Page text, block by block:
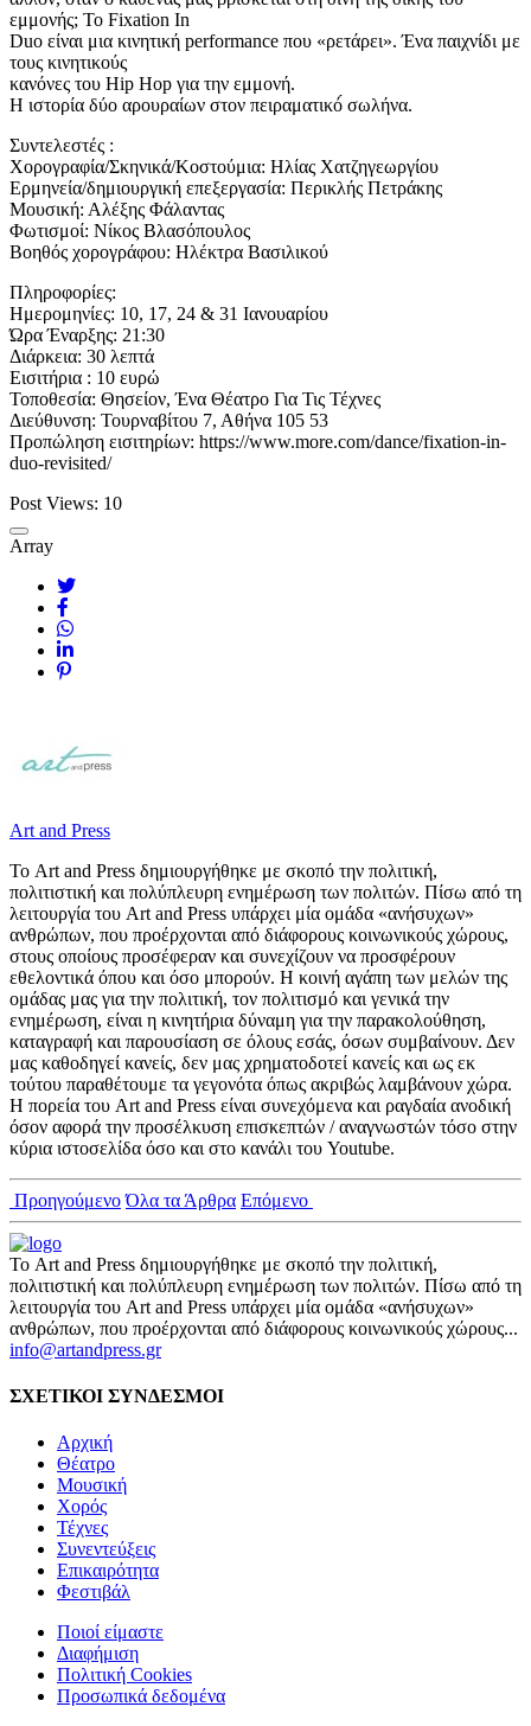
εμμονής; Το Fixation In
Duo είναι μια κινητική performance που «ρετάρει». Ένα παιχνίδι με
τους κινητικούς
κανόνες του Hip Hop για την εμμονή.
Η ιστορία δύο αρουραίων στον πειραματικό́ σωλήνα.
Συντελεστές :
Χορογραφία/Σκηνικά/Κοστούμια: Ηλίας Χατζηγεωργίου
Ερμηνεία/δημιουργική επεξεργασία: Περικλής Πετράκης
Μουσική: Αλέξης Φάλαντας
Φωτισμοί: Νίκος Βλασόπουλος
Βοηθός χορογράφου: Ηλέκτρα Βασιλικού
Πληροφορίες:
Ημερομηνίες: 10, 17, 24 & 31 Ιανουαρίου
Ώρα Έναρξης: 21:30
Διάρκεια: 30 λεπτά
Εισιτήρια : 10 ευρώ
Τοποθεσία: Θησείον, Ένα Θέατρο Για Τις Τέχνες
Διεύθυνση: Τουρναβίτου 7, Αθήνα 105 53
Προπώληση εισιτηρίων: https://www.more.com/dance/fixation-in-
duo-revisited/
Post Views: 10
Array
Art and Press
Το Art and Press δημιουργήθηκε με σκοπό την πολιτική,
πολιτιστική και πολύπλευρη ενημέρωση των πολιτών. Πίσω από τη
λειτουργία του Art and Press υπάρχει μία ομάδα «ανήσυχων»
ανθρώπων, που προέρχονται από διάφορους κοινωνικούς χώρους,
στους οποίους προσέφεραν και συνεχίζουν να προσφέρουν
εθελοντικά όπου και όσο μπορούν. Η κοινή αγάπη των μελών της
ομάδας μας για την πολιτική, τον πολιτισμό και γενικά την
ενημέρωση, είναι η κινητήρια δύναμη για την παρακολούθηση,
καταγραφή και παρουσίαση σε όλους εσάς, όσων συμβαίνουν. Δεν
μας καθοδηγεί κανείς, δεν μας χρηματοδοτεί κανείς και ως εκ
τούτου παραθέτουμε τα γεγονότα όπως ακριβώς λαμβάνουν χώρα.
Η πορεία του Art and Press είναι συνεχόμενα και ραγδαία ανοδική
όσον αφορά την προσέλκυση επισκεπτών / αναγνωστών τόσο στην
κύρια ιστοσελίδα όσο και στο κανάλι του Youtube.
Προηγούμενο Όλα τα Άρθρα Επόμενο
Το Art and Press δημιουργήθηκε με σκοπό την πολιτική,
πολιτιστική και πολύπλευρη ενημέρωση των πολιτών. Πίσω από τη
λειτουργία του Art and Press υπάρχει μία ομάδα «ανήσυχων»
ανθρώπων, που προέρχονται από διάφορους κοινωνικούς χώρους...
info@artandpress.gr
ΣΧΕΤΙΚΟΙ ΣΥΝΔΕΣΜΟΙ
Αρχική
Θέατρο
Μουσική
Χορός
Τέχνες
Συνεντεύξεις
Επικαιρότητα
Φεστιβάλ
Ποιοί είμαστε
Διαφήμιση
Πολιτική Cookies
Προσωπικά δεδομένα